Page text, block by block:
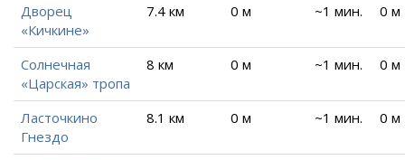
Дворец
«Кичкине»
7.4 км 0 м ~1 мин. 0 м
Солнечная
«Царская» тропа
8 км 0 м ~1 мин. 0 м
Ласточкино
Гнездо
8.1 км 0 м ~1 мин. 0 м